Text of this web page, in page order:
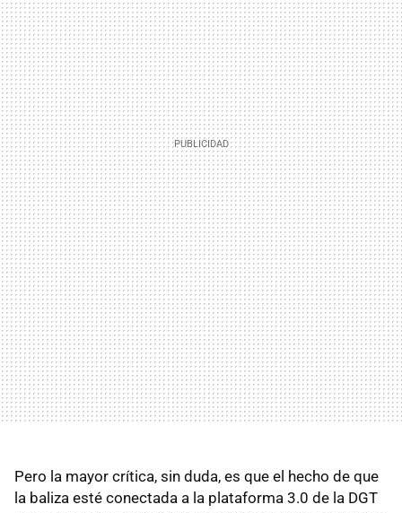
Pero la mayor crítica, sin duda, es que el hecho de que
la baliza esté conectada a la plataforma 3.0 de la DGT